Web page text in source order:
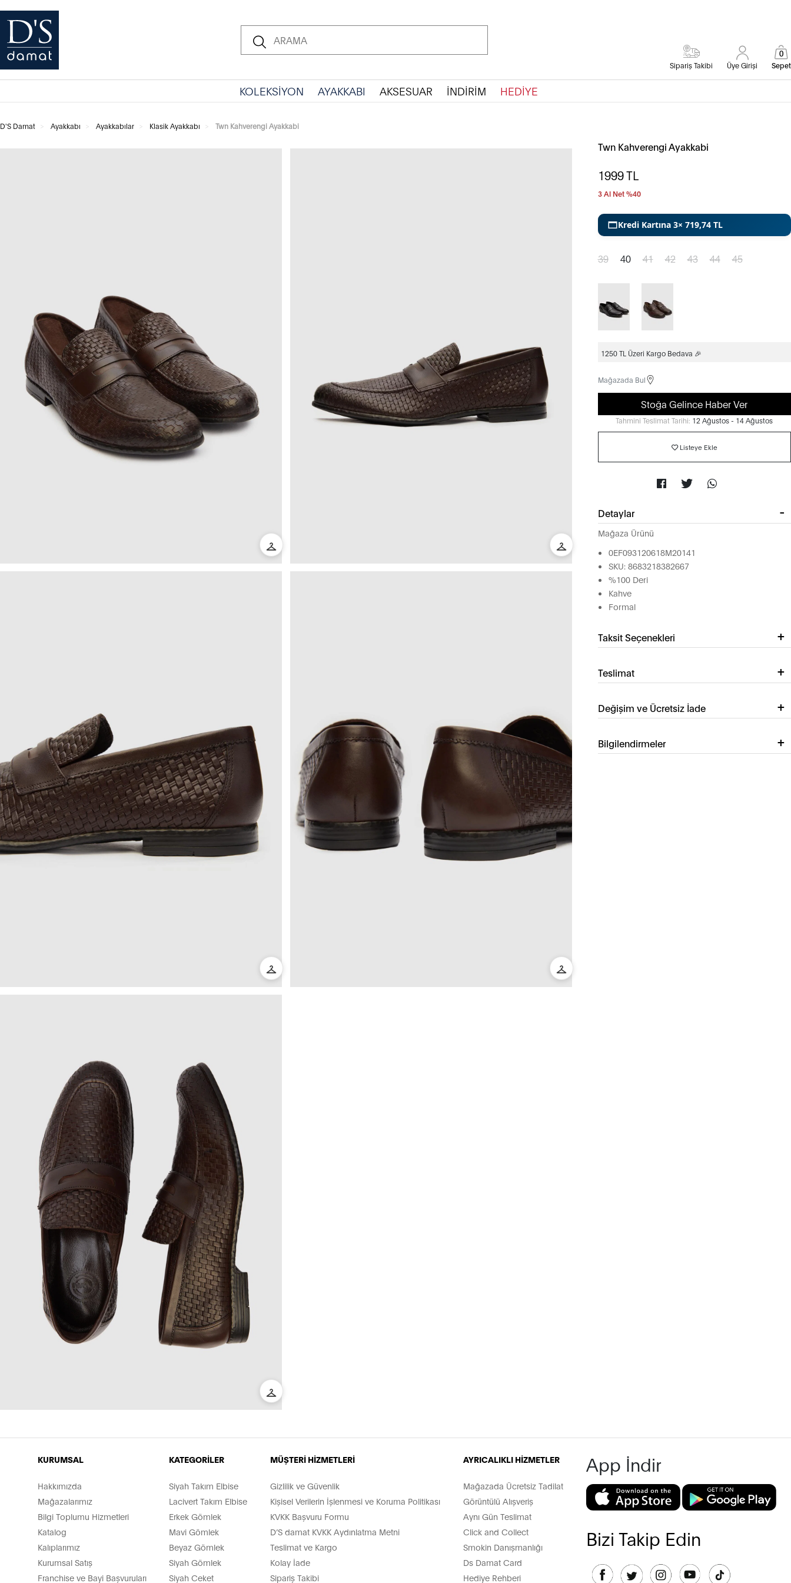
Sipariş Takibi Üye Girişi Sepet
0
KOLEKSİYON AYAKKABI AKSESUAR İNDİRİM HEDİYE
D'S Damat Ayakkabı Ayakkabılar Klasik Ayakkabı Twn Kahverengi Ayakkabi
Twn Kahverengi Ayakkabi
1999TL
3 Al Net %40
Kredi Kartına 3× 719,74 TL
39 40 41 42 43 44 45
1250 TL Üzeri Kargo Bedava 🎉
Mağazada Bul
Stoğa Gelince Haber Ver
Tahmini Teslimat Tarihi: 12 Ağustos - 14 Ağustos
Listeye Ekle
Detaylar
Mağaza Ürünü
0EF093120618M20141
SKU: 8683218382667
%100 Deri
Kahve
Formal
Taksit Seçenekleri
Teslimat
Değişim ve Ücretsiz İade
Bilgilendirmeler
KURUMSAL
Hakkımızda
Mağazalarımız
Bilgi Toplumu Hizmetleri
Katalog
Kalıplarımız
Kurumsal Satış
Franchise ve Bayi Başvuruları
KATEGORİLER
Siyah Takım Elbise
Lacivert Takım Elbise
Erkek Gömlek
Mavi Gömlek
Beyaz Gömlek
Siyah Gömlek
Siyah Ceket
MÜŞTERİ HİZMETLERİ
Gizlilik ve Güvenlik
Kişisel Verilerin İşlenmesi ve Koruma Politikası
KVKK Başvuru Formu
D’S damat KVKK Aydınlatma Metni
Teslimat ve Kargo
Kolay İade
Sipariş Takibi
AYRICALIKLI HİZMETLER
Mağazada Ücretsiz Tadilat
Görüntülü Alışveriş
Aynı Gün Teslimat
Click and Collect
Smokin Danışmanlığı
Ds Damat Card
Hediye Rehberi
App İndir
Bizi Takip Edin